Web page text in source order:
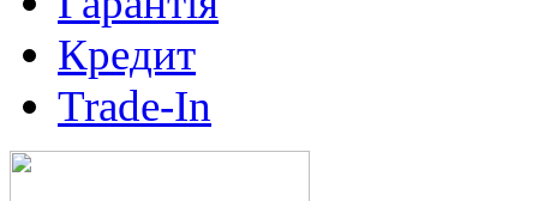
Кредит
Trade-In